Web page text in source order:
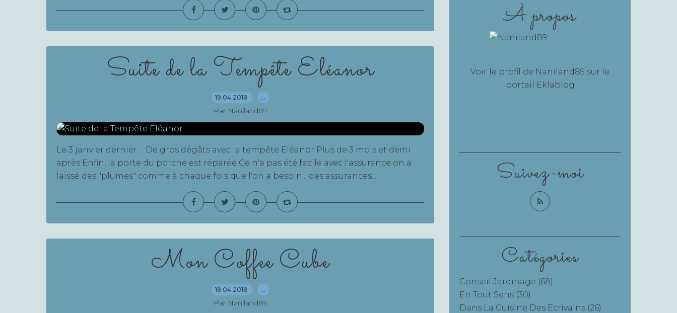
Suite de la Tempête Eléanor
19.04.2018 …
Par Naniland89
Le 3 janvier dernier ... De gros dégâts avec la tempête Eléanor Plus de 3 mois et demi
après Enfin, la porte du porche est réparée Ce n'a pas été facile avec l'assurance on a
laissé des "plumes" comme à chaque fois que l'on a besoin... des assurances...
Mon Coffee Cube
18.04.2018 …
Par Naniland89
Catégories
Conseil Jardinage (68)
En Tout Sens (30)
Dans La Cuisine Des Ecrivains (26)
Suivez-moi
À propos
Voir le profil de Naniland89 sur le
portail Eklablog